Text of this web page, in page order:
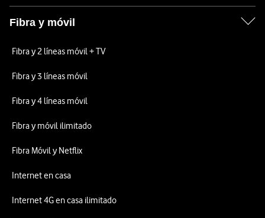
Fibra y móvil
Fibra y 2 líneas móvil + TV
Fibra y 3 líneas móvil
Fibra y 4 líneas móvil
Fibra y móvil ilimitado
Fibra Móvil y Netflix
Internet en casa
Internet 4G en casa ilimitado